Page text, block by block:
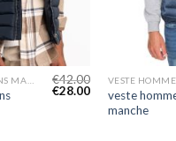
€42.00
€28.00
veste
manche